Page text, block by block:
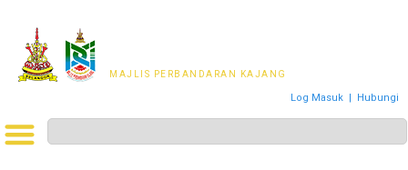
MAJLIS PERBANDARAN KAJANG
Log Masuk | Hubungi